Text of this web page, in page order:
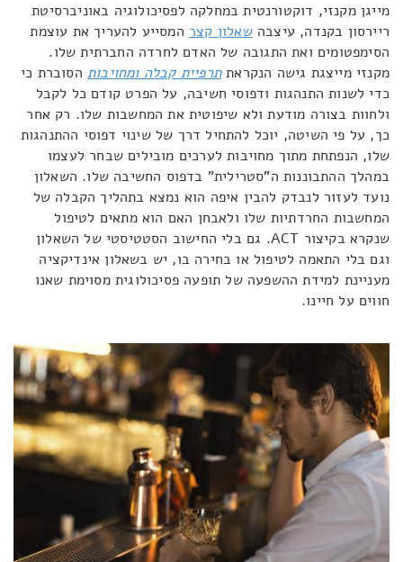
מייגן מקנזי, דוקטורנטית במחלקה לפסיכולוגיה באוניברסיטת
ריירסון בקנדה, עיצבהשאלון קצר המסייע להעריך את עוצמת
הסימפטומים ואת התגובה של האדם לחרדה החברתית שלו.
מקנזי מייצגת גישה הנקראתתרפיית קבלה ומחויבות הסוברת כי
כדי לשנות התנהגות ודפוסי חשיבה, על הפרט קודם כל לקבל
ולחוות בצורה מודעת ולא שיפוטית את המחשבות שלו. רק אחר
כך, על פי השיטה, יוכל להתחיל דרך של שינוי דפוסי ההתנהגות
שלו, הנפתחת מתוך מחויבות לערכים מובילים שבחר לעצמו
במהלך ההתבוננות ה"סטרילית" בדפוס החשיבה שלו. השאלון
נועד לעזור לנבדק להבין איפה הוא נמצא בתהליך הקבלה של
המחשבות החרדתיות שלו ולאבחן האם הוא מתאים לטיפול
שנקרא בקיצור ACT. גם בלי החישוב הסטטיסטי של השאלון
וגם בלי התאמה לטיפול או בחירה בו, יש בשאלון אינדיקציה
מעניינת למידת ההשפעה של תופעה פסיכולוגית מסוימת שאנו
חווים על חיינו.